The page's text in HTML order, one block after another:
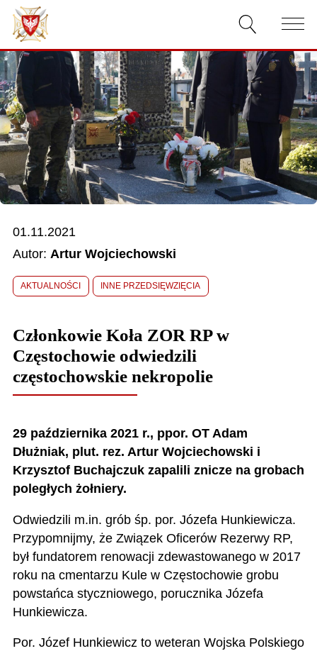
AKTUALNOŚCI
O ZWIĄZKU
DOKUMENTY
WŁADZE
RELACJE FILMOWE
KONKURSY
01.11.2021
Autor: Artur Wojciechowski
AKTUALNOŚCI INNE PRZEDSIĘWZIĘCIA
Członkowie Koła ZOR RP w
Częstochowie odwiedzili
częstochowskie nekropolie
29 października 2021 r., ppor. OT Adam
Dłużniak, plut. rez. Artur Wojciechowski i
Krzysztof Buchajczuk zapalili znicze na grobach
poległych żołniery.
Odwiedzili m.in. grób śp. por. Józefa Hunkiewicza.
Przypomnijmy, że ZwiązekOficerów Rezerwy RP,
był fundatorem renowacji zdewastowanego w 2017
roku na cmentarzu Kule w Częstochowie grobu
powstańca styczniowego, porucznika Józefa
Hunkiewicza.
Por. Józef Hunkiewicz to weteran Wojska Polskiego